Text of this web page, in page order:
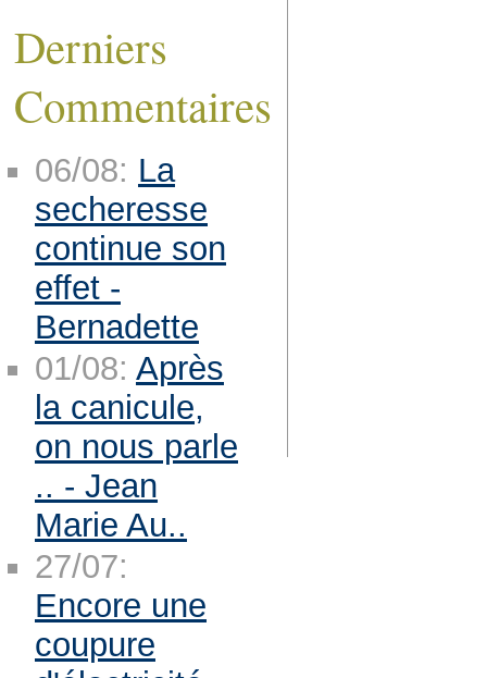
Derniers
Commentaires
06/08: La
secheresse
continue son
effet -
Bernadette
01/08: Après
la canicule,
on nous parle
.. - Jean
Marie Au..
27/07:
Encore une
coupure